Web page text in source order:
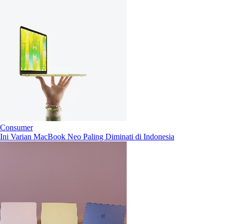
Consumer
Ini Varian MacBook Neo Paling Diminati di Indonesia